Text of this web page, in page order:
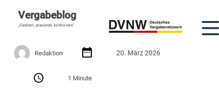
Vergabeblog
„Fundiert, praxisnah, kontrovers“
Redaktion 20. März 2026
1 Minute